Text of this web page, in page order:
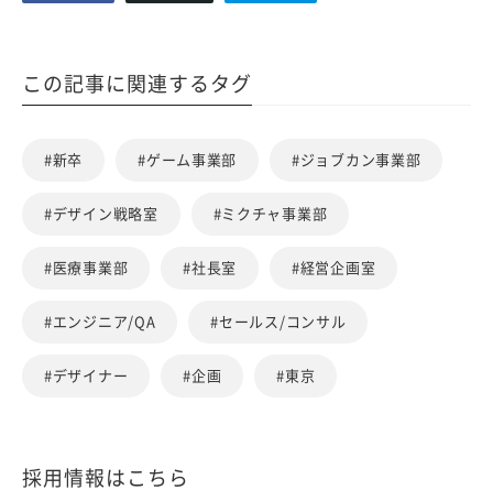
この記事に関連するタグ
#新卒 #ゲーム事業部 #ジョブカン事業部
#デザイン戦略室 #ミクチャ事業部
#医療事業部 #社長室 #経営企画室
#エンジニア/QA #セールス/コンサル
#デザイナー #企画 #東京
採用情報はこちら